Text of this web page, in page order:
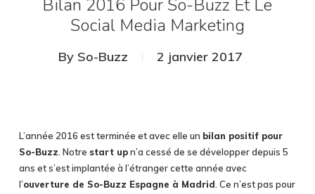
Bilan 2016 Pour So-Buzz Et Le
Social Media Marketing
By So-Buzz 2 janvier 2017
L’année 2016 est terminée et avec elle un bilan positif pour
So-Buzz . Notre start upn’a cessé de se développer depuis 5
ans et s’est implantée à l’étranger cette année avec
l’ouverture de So-Buzz Espagne à Madrid . Ce n’est pas pour